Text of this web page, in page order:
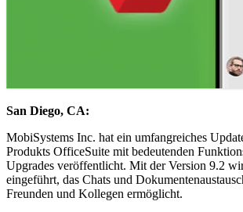
San Diego, CA:
MobiSystems Inc. hat ein umfangreiches
Produkts OfficeSuite mit bedeutenden
Upgrades veröffentlicht. Mit der Version 9.2
eingeführt, das Chats und
Freunden und Kollegen ermöglicht.